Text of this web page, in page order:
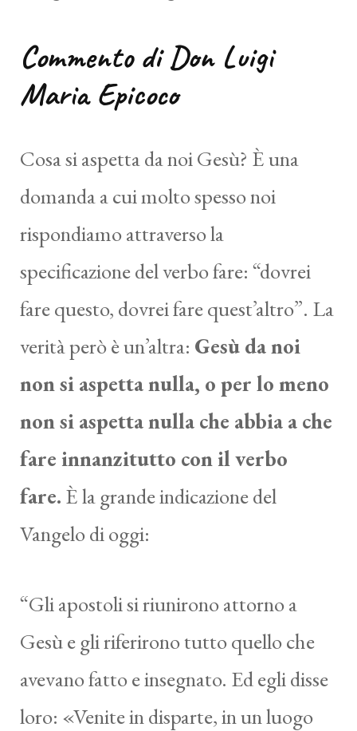
Commento di Don Luigi
Maria Epicoco
Cosa si aspetta da noi Gesù? È una
domanda a cui molto spesso noi
rispondiamo attraverso la
specificazione del verbo fare: “dovrei
fare questo, dovrei fare quest’altro”. La
verità però è un’altra: Gesù da noi
non si aspetta nulla, o per lo meno
non si aspetta nulla che abbia a che
fare innanzitutto con il verbo
fare. È la grande indicazione del
Vangelo di oggi:
“Gli apostoli si riunirono attorno a
Gesù e gli riferirono tutto quello che
avevano fatto e insegnato. Ed egli disse
loro: «Venite in disparte, in un luogo